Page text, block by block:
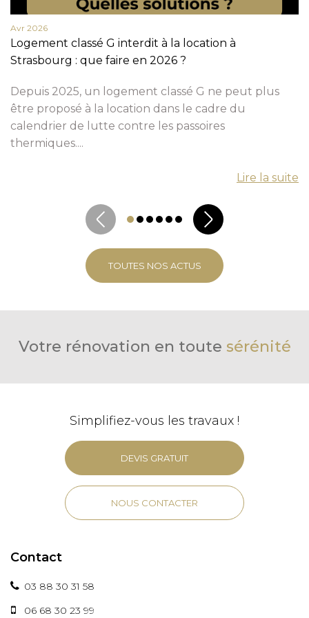
Avr 2026
Logement classé G interdit à la location à
Strasbourg : que faire en 2026 ?
Depuis 2025, un logement classé G ne peut plus
être proposé à la location dans le cadre du
calendrier de lutte contre les passoires
thermiques....
Lire la suite
TOUTES NOS ACTUS
Votre rénovation en toute sérénité
Simplifiez-vous les travaux !
DEVIS GRATUIT
NOUS CONTACTER
Contact
03 88 30 31 58
06 68 30 23 99